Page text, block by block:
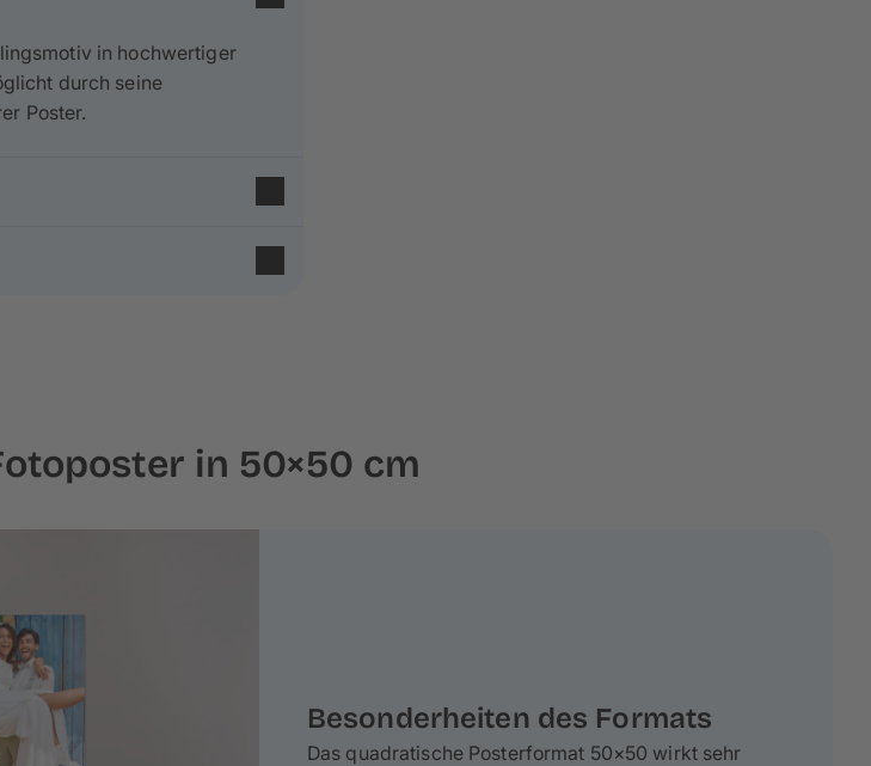
in hochwertiger
durch seine
Poster.
gerne. in 50×50 cm
Besonderheiten des Formats
Das quadratische Posterformat 50×50 wirkt sehr